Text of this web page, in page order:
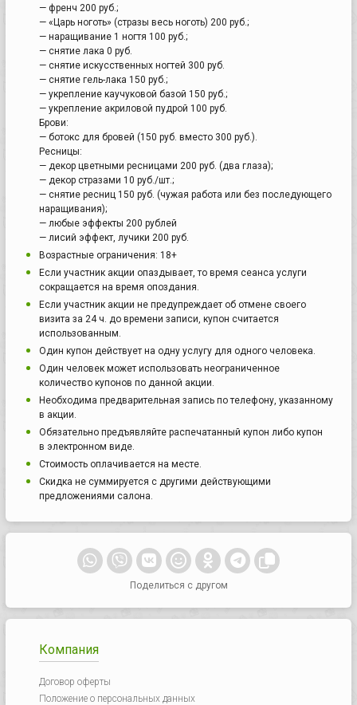
— френч 200 руб.;
— «Царь ноготь» (стразы весь ноготь) 200 руб.;
— наращивание 1 ногтя 100 руб.;
— снятие лака 0 руб.
— снятие искусственных ногтей 300 руб.
— снятие гель-лака 150 руб.;
— укрепление каучуковой базой 150 руб.;
— укрепление акриловой пудрой 100 руб.
Брови:
— ботокс для бровей (150 руб. вместо 300 руб.).
Ресницы:
— декор цветными ресницами 200 руб. (два глаза);
— декор стразами 10 руб./шт.;
— снятие ресниц 150 руб. (чужая работа или без последующего
наращивания);
— любые эффекты 200 рублей
— лисий эффект, лучики 200 руб.
Возрастные ограничения: 18+
Если участник акции опаздывает, то время сеанса услуги
сокращается на время опоздания.
Если участник акции не предупреждает об отмене своего
визита за 24 ч. до времени записи, купон считается
использованным.
Один купон действует на одну услугу для одного человека.
Один человек может использовать неограниченное
количество купонов по данной акции.
Необходима предварительная запись по телефону, указанному
в акции.
Обязательно предъявляйте распечатанный купон либо купон
в электронном виде.
Стоимость оплачивается на месте.
Скидка не суммируется с другими действующими
предложениями салона.
Поделиться с другом
Компания
Договор оферты
Положение о персональных данных